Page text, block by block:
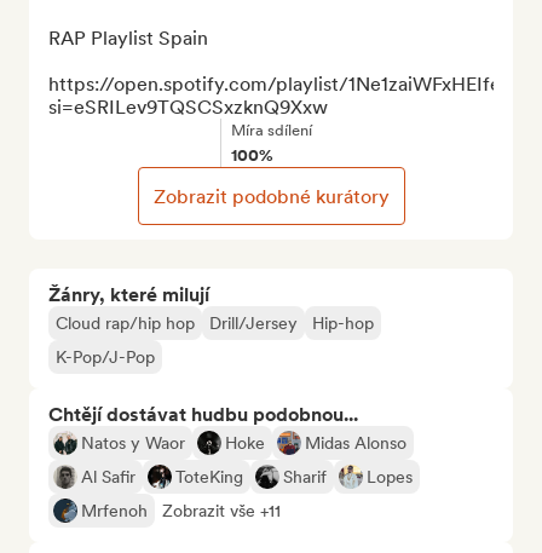
Žánry, které milují
Cloud rap/hip hop Drill/Jersey
Hip-hop
K-Pop/J-Pop
Chtějí dostávat hudbu podobnou...
Natos y Waor Hoke
Midas Alonso
Al Safir
ToteKing Sharif
Lopes
Mrfenoh
Zobrazit vše +11
RAP Playlist Spain
https://open.spotify.com/playlist/
si=eSRILev9TQSCSxzknQ9Xxw
Míra sdílení
100%
Zobrazit podobné kurátory